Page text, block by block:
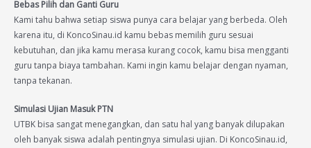
Bebas Pilih dan Ganti Guru
Kami tahu bahwa setiap siswa punya cara belajar yang berbeda. Oleh
karena itu, di KoncoSinau.id kamu bebas memilih guru sesuai
kebutuhan, dan jika kamu merasa kurang cocok, kamu bisa mengganti
guru tanpa biaya tambahan. Kami ingin kamu belajar dengan nyaman,
tanpa tekanan.
Simulasi Ujian Masuk PTN
UTBK bisa sangat menegangkan, dan satu hal yang banyak dilupakan
oleh banyak siswa adalah pentingnya simulasi ujian. Di KoncoSinau.id,